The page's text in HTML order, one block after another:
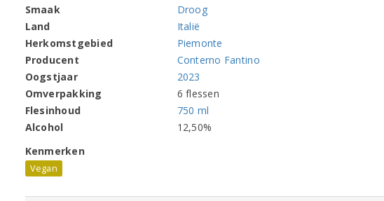
Smaak
Droog
Land
Italië
Herkomstgebied
Piemonte
Producent
Conterno Fantino
Oogstjaar
2023
Omverpakking
6 flessen
Flesinhoud
750 ml
Alcohol
12,50%
Kenmerken
Vegan